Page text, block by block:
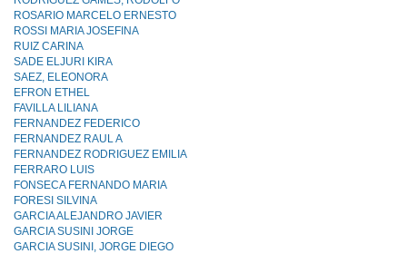
ROSARIO MARCELO ERNESTO
ROSSI MARIA JOSEFINA
RUIZ CARINA
SADE ELJURI KIRA
SAEZ, ELEONORA
EFRON ETHEL
FAVILLA LILIANA
FERNANDEZ FEDERICO
FERNANDEZ RAUL A
FERNANDEZ RODRIGUEZ EMILIA
FERRARO LUIS
FONSECA FERNANDO MARIA
FORESI SILVINA
GARCIA ALEJANDRO JAVIER
GARCIA SUSINI JORGE
GARCIA SUSINI, JORGE DIEGO